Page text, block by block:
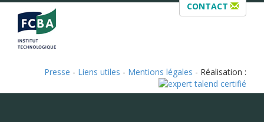
CONTACT
Presse - Liens utiles - Mentions légales - Réalisation :